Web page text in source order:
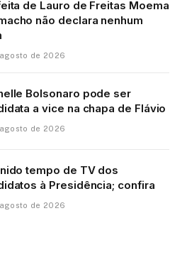
de Lauro de Freitas Moema
não declara nenhum
de 2026
Bolsonaro pode ser
a vice na chapa de Flávio
de 2026
tempo de TV dos
à Presidência; confira
de 2026